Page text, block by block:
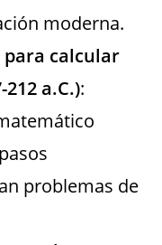
moderna.
para calcular
a.C.):
problemas de